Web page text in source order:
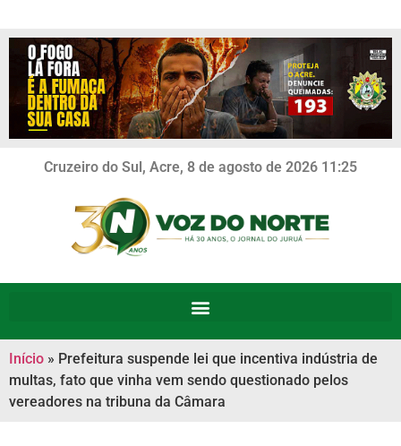
Cruzeiro do Sul, Acre, 8 de agosto de 2026 11:25
Início » Prefeitura suspende lei que incentiva indústria de
multas, fato que vinha vem sendo questionado pelos
vereadores na tribuna da Câmara